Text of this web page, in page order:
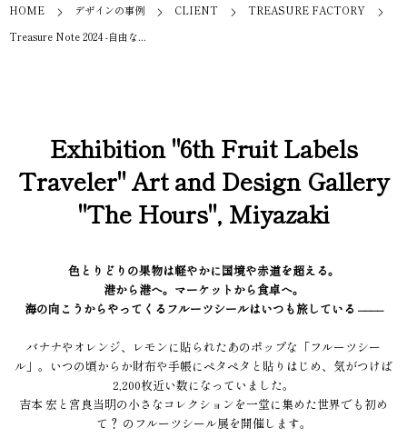
HOME デザインの事例 CLIENT
TREASURE FACTORY
Treasure Note 2024 -自由な...
Exhibition "6th Fruit Labels
Traveler" Art and Design Gallery
"The Hours", Miyazaki
色とりどりの果物は軽やかに国境や赤道を超える。
港から港へ。マーケットから食卓へ。
海の向こうからやってくるフルーツシールはいつも旅している ––––
バナナやオレンジ、レモンに貼られたあのポップな「フルーツシー
ル」。いつの頃からか財布や手帳にペタペタと貼りはじめ、気がつけば
2,200枚近い数になっていました。
吉本 宏と宮良当明の小さなコレクションを一堂に集めた世界でも初め
て？ のフルーツシール展を開催します。